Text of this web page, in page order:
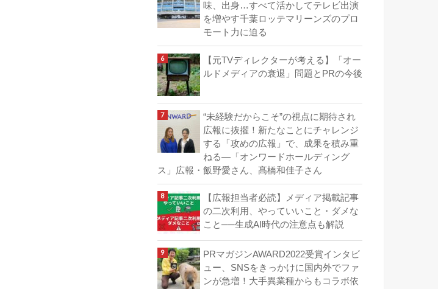
味、出身…すべて活かしてテレビ出演
を増やす千葉ロッテマリーンズのプロ
モート力に迫る
【元TVディレクターが考える】「オー
ルドメディアの衰退」問題とPRの今後
“未経験だからこそ”の視点に期待され
広報に抜擢！新たなことにチャレンジ
する「攻めの広報」で、成果を積み重
ねる―「オンワードホールディング
ス」広報・飯野愛さん、髙橋和佳子さん
【広報担当者必読】メディア掲載記事
の二次利用、やっていいこと・ダメな
こと──生成AI時代の注意点も解説
PRマガジンAWARD2022受賞インタビ
ュー、SNSをきっかけに国内外でファ
ンが急増！大手異業種からもコラボ依